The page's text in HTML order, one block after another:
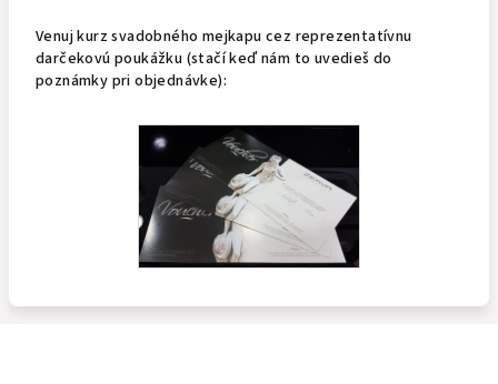
Venuj kurz svadobného mejkapu cez reprezentatívnu
darčekovú poukážku (stačí keď nám to uvedieš do
poznámky pri objednávke):